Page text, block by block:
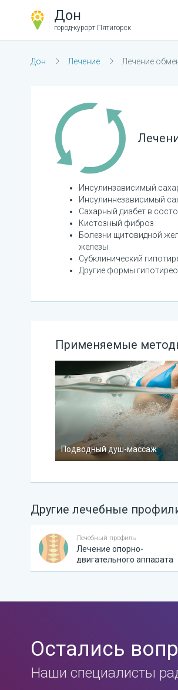
Дон
город-курорт Пятигорск
Дон Лечение Лечение
Инсулинзависимый
Инсулиннезависимый
Сахарный диабет в
Кистозный фиброз
Болезни щитовидной
железы
Субклинический
Другие формы
Применяемые
Подводный душ-массаж
Другие лечебные
Лечебный профиль
Лечение опорно-
двигательного аппарата
Остались
Наши специалисты